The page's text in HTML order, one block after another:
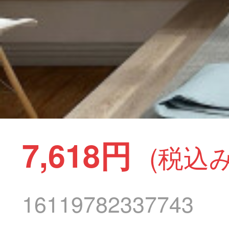
7,618円 (税込
16119782337743